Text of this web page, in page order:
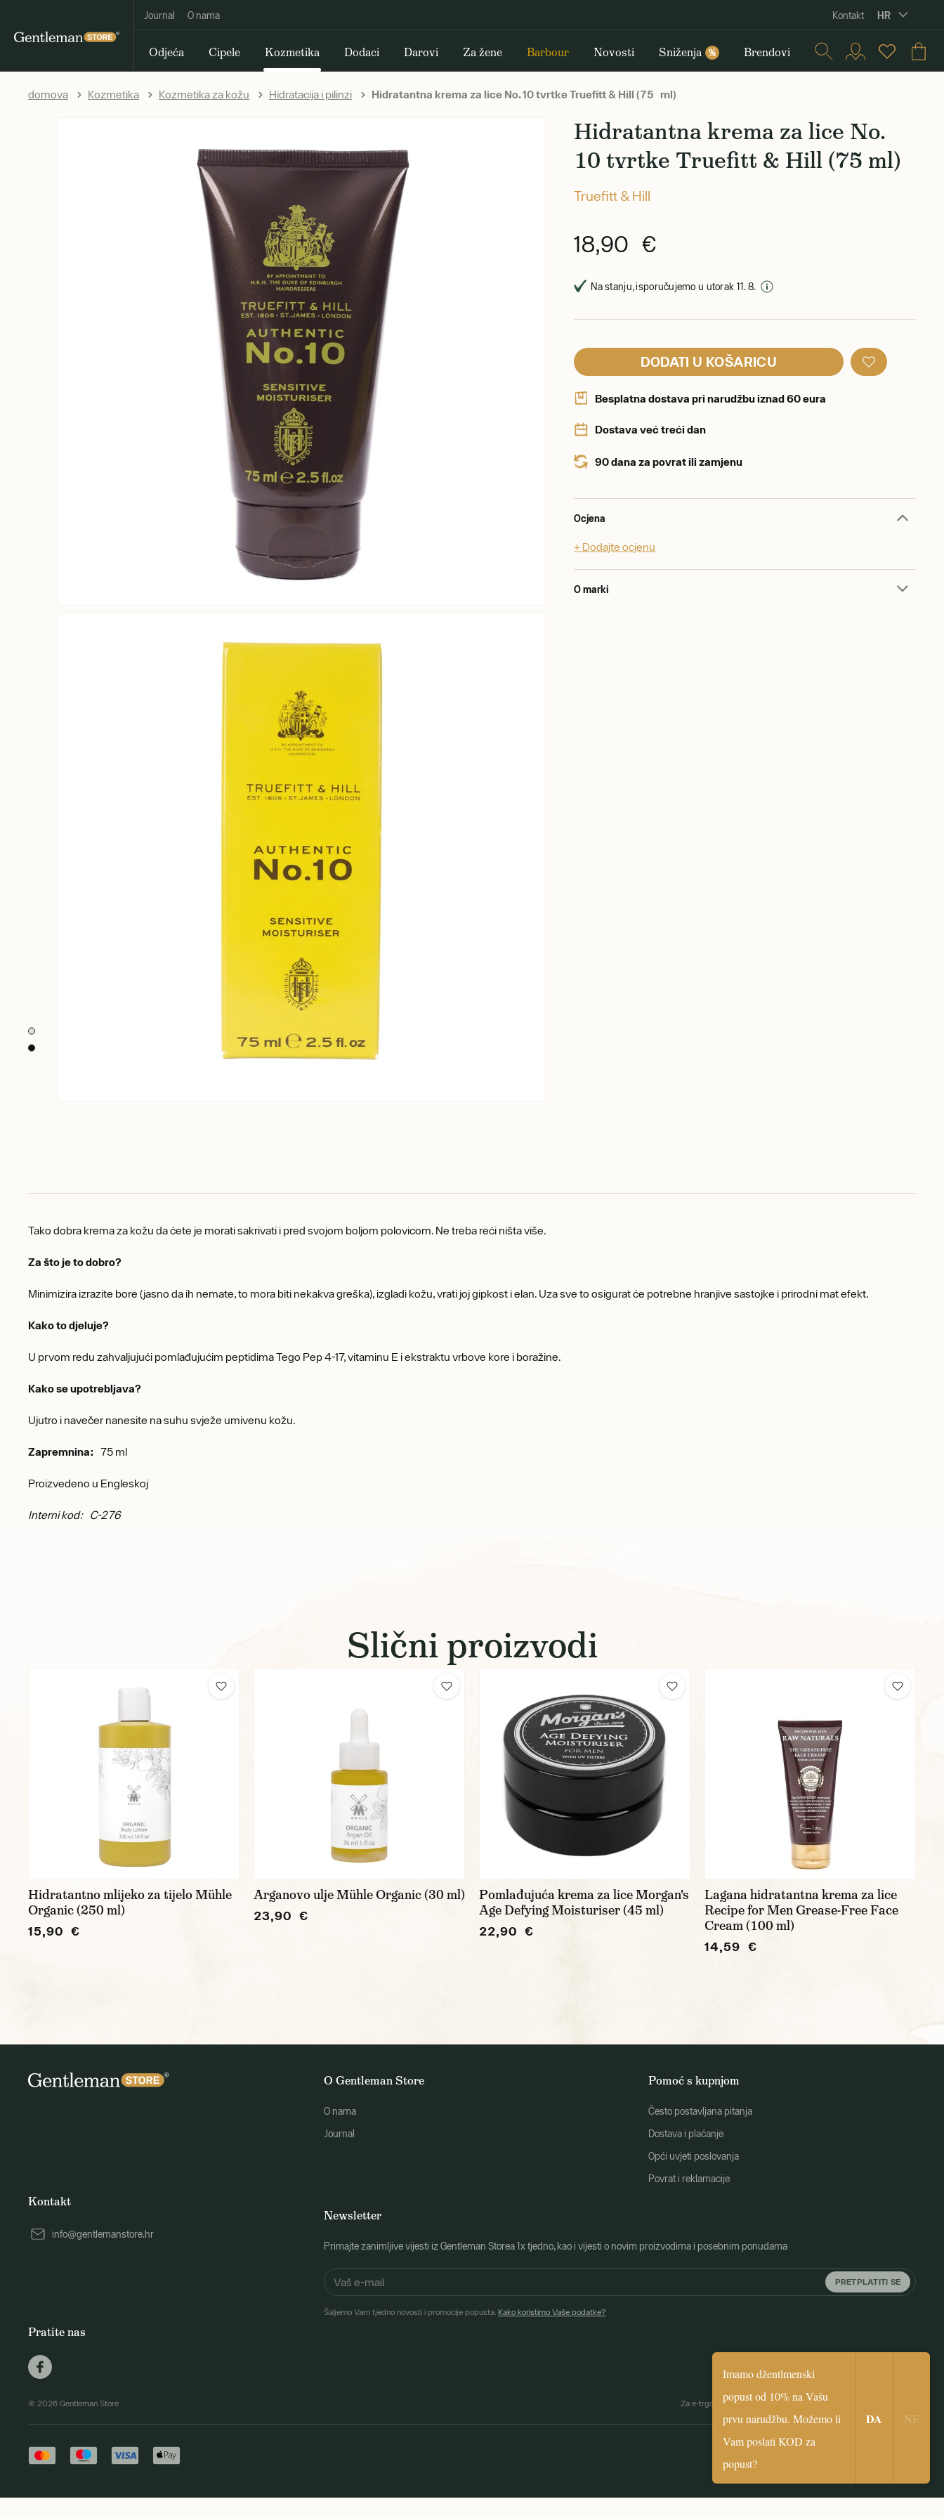
Journal O nama Kontakt HR
Odjeća Cipele Kozmetika Dodaci Darovi Za žene Barbour Novosti Sniženja % Brendovi
domova Kozmetika Kozmetika za kožu Hidratacija i pilinzi Hidratantna krema za lice No. 10 tvrtke Truefitt & Hill (75 ml)
Hidratantna krema za lice No.
10 tvrtke Truefitt & Hill (75 ml)
Truefitt & Hill
18,90 €
Na stanju, isporučujemo u utorak 11. 8.
DODATI U KOŠARICU
Besplatna dostava pri narudžbu iznad 60 eura
Dostava već treći dan
90 dana za povrat ili zamjenu
Ocjena
+ Dodajte ocjenu
O marki
Tako dobra krema za kožu da ćete je morati sakrivati i pred svojom boljom polovicom. Ne treba reći ništa više.
Za što je to dobro?
Minimizira izrazite bore (jasno da ih nemate, to mora biti nekakva greška), izgladi kožu, vrati joj gipkost i elan. Uza sve to osigurat će potrebne hranjive sastojke i prirodni mat efekt.
Kako to djeluje?
U prvom redu zahvaljujući pomlađujućim peptidima Tego Pep 4-17, vitaminu E i ekstraktu vrbove kore i boražine.
Kako se upotrebljava?
Ujutro i navečer nanesite na suhu svježe umivenu kožu.
Zapremnina: 75 ml
Proizvedeno u Engleskoj
Interni kod: C-276
Slični proizvodi
Hidratantno mlijeko za tijelo Mühle
Organic (250 ml)
15,90 €
Arganovo ulje Mühle Organic (30 ml)
23,90 €
Pomlađujuća krema za lice Morgan's
Age Defying Moisturiser (45 ml)
22,90 €
Lagana hidratantna krema za lice
Recipe for Men Grease-Free Face
Cream (100 ml)
14,59 €
O Gentleman Store
O nama
Journal
Pomoć s kupnjom
Često postavljana pitanja
Dostava i plaćanje
Opći uvjeti poslovanja
Povrat i reklamacije
Newsletter
Primajte zanimljive vijesti iz Gentleman Storea 1x tjedno, kao i vijesti o novim proizvodima i posebnim ponudama
PRETPLATITI SE
Šaljemo Vam tjedno novosti i promocije popusta. Kako koristimo Vaše podatke?
Kontakt
info@gentlemanstore.hr
Pratite nas
© 2026 Gentleman Store Za e-trgovinu je zaslužna Simplia.cz | Webdesign by
Imamo džentlmenski
popust od 10% na Vašu
prvu narudžbu. Možemo li
Vam poslati KOD za
popust?
DA NE